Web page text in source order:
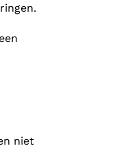
niet